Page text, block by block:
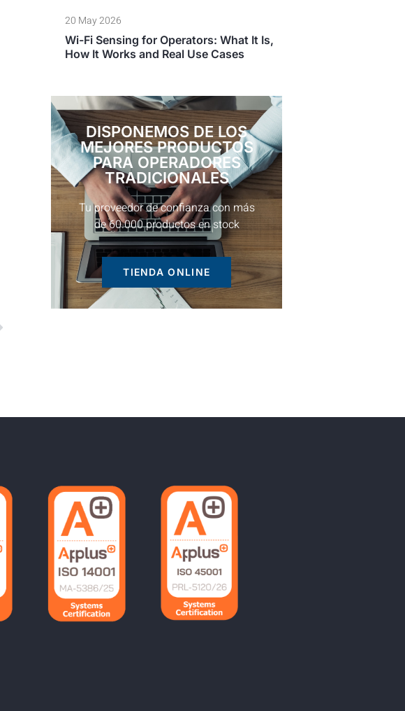
20 May 2026
Wi-Fi Sensing for Operators: What It Is,
How It Works and Real Use Cases
DISPONEMOS DE LOS
MEJORES PRODUCTOS
PARA OPERADORES
TRADICIONALES
Tu proveedor de confianza con más
de 60.000 productos en stock
TIENDA ONLINE